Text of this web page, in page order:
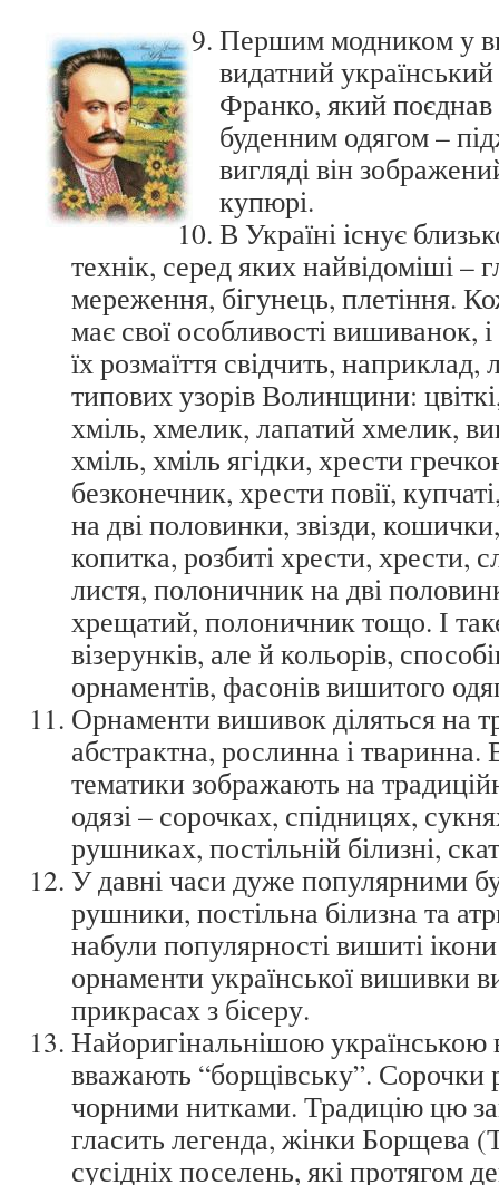
Першим модником у
видатний
Франко, який
буденним одягом –
вигляді він
купюрі.
В Україні існує
технік, серед яких найвідоміші –
мереження, бігунець, плетіння.
має свої особливості вишиванок,
їх розмаїття свідчить,
типових узорів Волинщини:
хміль, хмелик, лапатий хмелик,
хміль, хміль ягідки, хрести
безконечник, хрести повії,
на дві половинки, звізди,
копитка, розбиті хрести, хрести,
листя, полоничник на дві
хрещатий, полоничник тощо. І
візерунків, але й кольорів,
орнаментів, фасонів вишитого
Орнаменти вишивок діляться на
абстрактна, рослинна і тваринна.
тематики зображають на
одязі – сорочках, спідницях,
рушниках, постільній білизні,
У давні часи дуже популярними
рушники, постільна білизна та
набули популярності вишиті
орнаменти української вишивки
прикрасах з бісеру.
Найоригінальнішою
вважають “борщівську”.
чорними нитками. Традицію цю
гласить легенда, жінки Борщева
сусідніх поселень, які протягом